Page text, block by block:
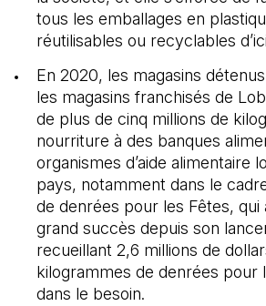
tous les emballages en
réutilisables ou recyclables
En 2020, les magasins
les magasins franchisés de
de plus de cinq millions de
nourriture à des banques
organismes d’aide alimentaire
pays, notamment dans le
de denrées pour les Fêtes, qui
grand succès depuis son
recueillant 2,6 millions de
kilogrammes de denrées pour
dans le besoin.